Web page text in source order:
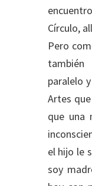
Círculo,
Pero
paralelo
Artes
que una
el hijo le
soy